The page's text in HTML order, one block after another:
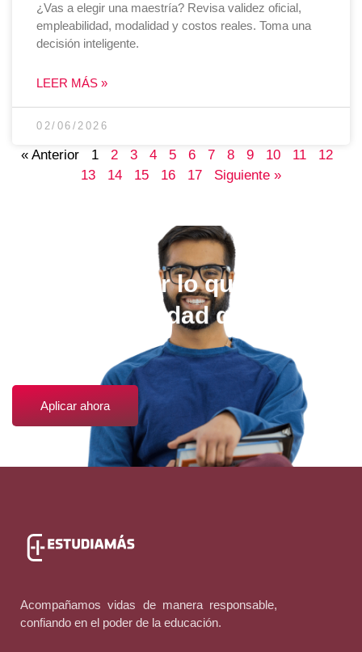
¿Vas a elegir una maestría? Revisa validez oficial,
empleabilidad, modalidad y costos reales. Toma una
decisión inteligente.
LEER MÁS »
02/06/2026
« Anterior 1 2 3 4 5 6 7 8 9 10 11
12
13
14 15 16 17 Siguiente »
Elige estudiar lo que quieras,
en la universidad que más te
Aplicar ahora
Acompañamos vidas de manera responsable,
confiando en el poder de la educación.